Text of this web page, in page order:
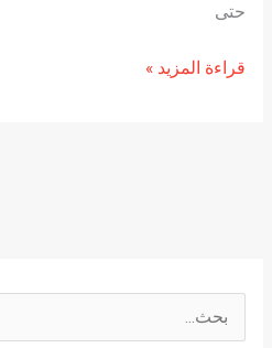
حتى
قراءة المزيد »